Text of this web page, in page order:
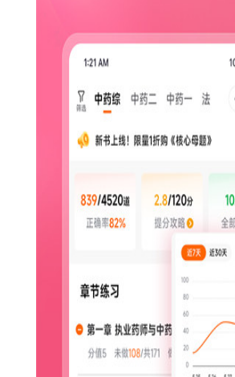
【雪狐狸app无需会员版内容】
1. 每日健康资讯：推送最新的健康养